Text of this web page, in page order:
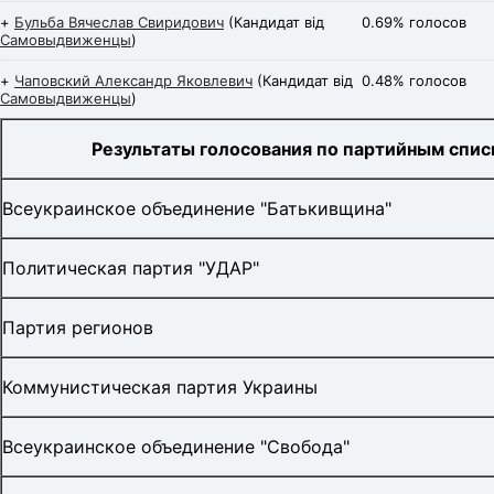
+ 0.69% голосов
Бульба Вячеслав Свиридович (Кандидат від
Самовыдвиженцы)
+ 0.48% голосов
Чаповский Александр Яковлевич (Кандидат від
Самовыдвиженцы)
Результаты голосования по партийным
Всеукраинское объединение "Батькивщина"
Политическая партия "УДАР"
Партия регионов
Коммунистическая партия Украины
Всеукраинское объединение "Свобода"